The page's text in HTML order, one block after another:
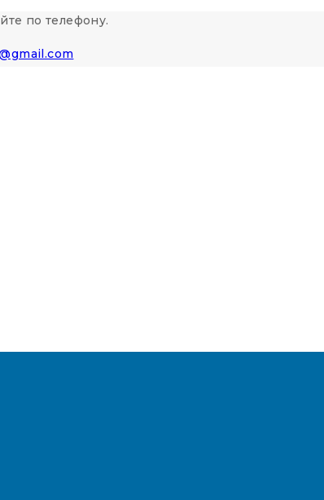
по телефону.